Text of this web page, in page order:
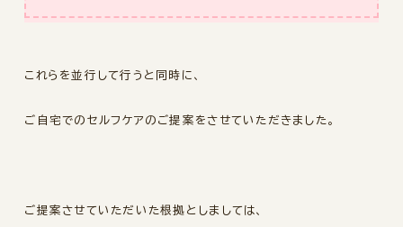
これらを並行して行うと同時に、
ご自宅でのセルフケアのご提案をさせていただきました。
ご提案させていただいた根拠としましては、